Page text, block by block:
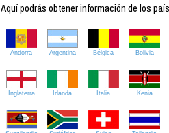
Aquí podrás obtener información de los
Andorra Argentina Bélgica Bolivia
Inglaterra Irlanda Italia Kenia